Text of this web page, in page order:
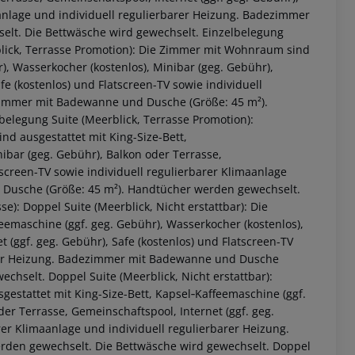
und individuell regulierbarer Heizung. Badezimmer
Die Bettwäsche wird gewechselt. Einzelbelegung
Terrasse Promotion): Die Zimmer mit Wohnraum sind
Wasserkocher (kostenlos), Minibar (geg. Gebühr),
(kostenlos) und Flatscreen-TV sowie individuell
mit Badewanne und Dusche (Größe: 45 m²).
Suite (Meerblick, Terrasse Promotion):
ausgestattet mit King-Size-Bett,
(geg. Gebühr), Balkon oder Terrasse,
TV sowie individuell regulierbarer Klimaanlage
(Größe: 45 m²). Handtücher werden gewechselt.
Doppel Suite (Meerblick, Nicht erstattbar): Die
(ggf. geg. Gebühr), Wasserkocher (kostenlos),
geg. Gebühr), Safe (kostenlos) und Flatscreen-TV
Badezimmer mit Badewanne und Dusche
Doppel Suite (Meerblick, Nicht erstattbar):
mit King-Size-Bett, Kapsel‑Kaffeemaschine (ggf.
Terrasse, Gemeinschaftspool, Internet (ggf. geg.
Klimaanlage und individuell regulierbarer Heizung.
gewechselt. Die Bettwäsche wird gewechselt. Doppel